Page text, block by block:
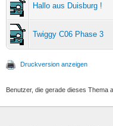
Hallo aus Duisburg !
Twiggy C06 Phase 3
Druckversion anzeigen
Benutzer, die gerade dieses Thema